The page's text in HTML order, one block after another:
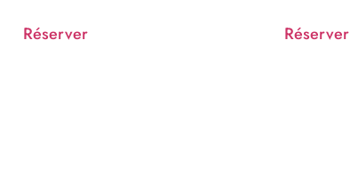
Réserver Réserver